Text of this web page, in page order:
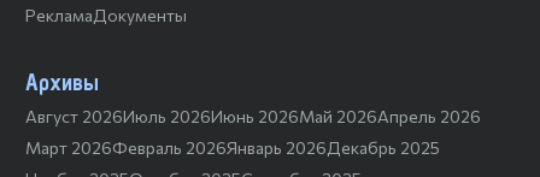
РекламаДокументы
Архивы
Август 2026Июль 2026Июнь 2026Май 2026Апрель 2026
Март 2026Февраль 2026Январь 2026Декабрь 2025